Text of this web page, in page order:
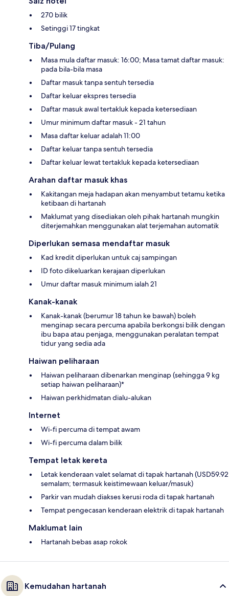
270 bilik
Setinggi 17 tingkat
Tiba/Pulang
Masa mula daftar masuk: 16:00; Masa tamat daftar masuk:
pada bila-bila masa
Daftar masuk tanpa sentuh tersedia
Daftar keluar ekspres tersedia
Daftar masuk awal tertakluk kepada ketersediaan
Umur minimum daftar masuk - 21 tahun
Masa daftar keluar adalah 11:00
Daftar keluar tanpa sentuh tersedia
Daftar keluar lewat tertakluk kepada ketersediaan
Arahan daftar masuk khas
Kakitangan meja hadapan akan menyambut tetamu ketika
ketibaan di hartanah
Maklumat yang disediakan oleh pihak hartanah mungkin
diterjemahkan menggunakan alat terjemahan automatik
Diperlukan semasa mendaftar masuk
Kad kredit diperlukan untuk caj sampingan
ID foto dikeluarkan kerajaan diperlukan
Umur daftar masuk minimum ialah 21
Kanak-kanak
Kanak-kanak (berumur 18 tahun ke bawah) boleh
menginap secara percuma apabila berkongsi bilik dengan
ibu bapa atau penjaga, menggunakan peralatan tempat
tidur yang sedia ada
Haiwan peliharaan
Haiwan peliharaan dibenarkan menginap (sehingga 9 kg
setiap haiwan peliharaan)*
Haiwan perkhidmatan dialu-alukan
Internet
Wi-fi percuma di tempat awam
Wi-fi percuma dalam bilik
Tempat letak kereta
Letak kenderaan valet selamat di tapak hartanah (USD59.92
semalam; termasuk keistimewaan keluar/masuk)
Parkir van mudah diakses kerusi roda di tapak hartanah
Tempat pengecasan kenderaan elektrik di tapak hartanah
Maklumat lain
Hartanah bebas asap rokok
Kemudahan hartanah